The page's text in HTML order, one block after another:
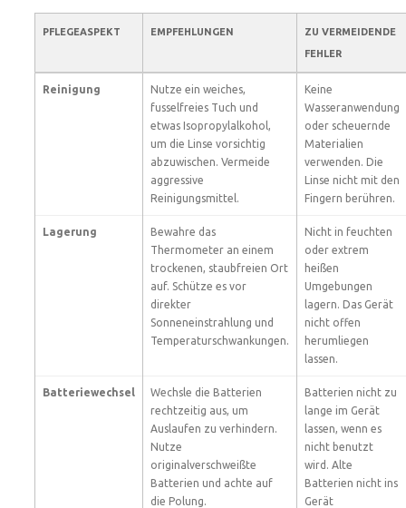
PFLEGEASPEKT EMPFEHLUNGEN
ZU VERMEIDENDE
FEHLER
Reinigung
Nutze ein weiches,
fusselfreies Tuch und
etwas Isopropylalkohol,
um die Linse vorsichtig
abzuwischen. Vermeide
aggressive
Reinigungsmittel.
Keine
Wasseranwendung
oder scheuernde
Materialien
verwenden. Die
Linse nicht mit den
Fingern berühren.
Lagerung
Bewahre das
Thermometer an einem
trockenen, staubfreien Ort
auf. Schütze es vor
direkter
Sonneneinstrahlung und
Temperaturschwankungen.
Nicht in feuchten
oder extrem
heißen
Umgebungen
lagern. Das Gerät
nicht offen
herumliegen
lassen.
Batteriewechsel
Wechsle die Batterien
rechtzeitig aus, um
Auslaufen zu verhindern.
Nutze
originalverschweißte
Batterien und achte auf
die Polung.
Batterien nicht zu
lange im Gerät
lassen, wenn es
nicht benutzt
wird. Alte
Batterien nicht ins
Gerät